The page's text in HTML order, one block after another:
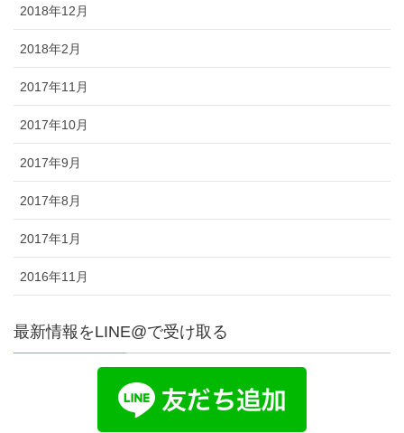
2018年12月
2018年2月
2017年11月
2017年10月
2017年9月
2017年8月
2017年1月
2016年11月
最新情報をLINE@で受け取る